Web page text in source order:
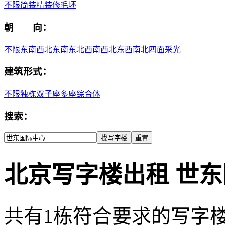
不限简装精装修毛坯
朝 向：
不限东南西北东南东北西南西北东西南北四面采光
建筑形式：
不限独栋双子座多座综合体
搜索：
北京写字楼出租 世
共有1栋符合要求的写字